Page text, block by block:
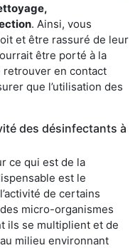
. Ainsi, vous
et être rassuré de leur
être porté à la
retrouver en contact
que l’utilisation des
des désinfectants à
ce qui est de la
est le
de certains
micro-organismes
ils se multiplient et de
milieu environnant